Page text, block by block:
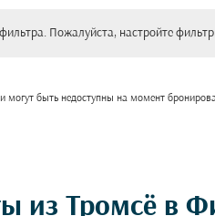
Пожалуйста, настройте
могут быть недоступны на момент
из Тромсё в